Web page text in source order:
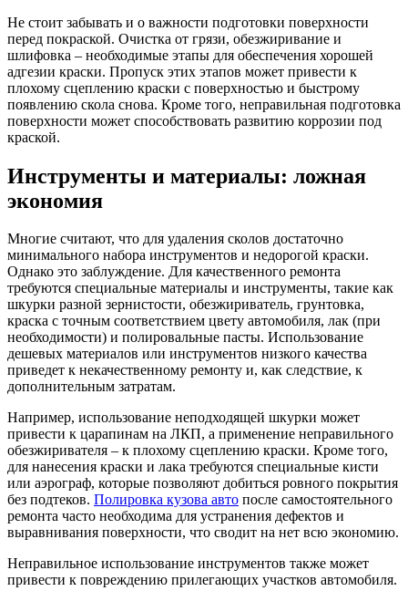
Не стоит забывать и о важности подготовки поверхности
перед покраской. Очистка от грязи, обезжиривание и
шлифовка – необходимые этапы для обеспечения хорошей
адгезии краски. Пропуск этих этапов может привести к
плохому сцеплению краски с поверхностью и быстрому
появлению скола снова. Кроме того, неправильная подготовка
поверхности может способствовать развитию коррозии под
краской.
Инструменты и материалы: ложная
экономия
Многие считают, что для удаления сколов достаточно
минимального набора инструментов и недорогой краски.
Однако это заблуждение. Для качественного ремонта
требуются специальные материалы и инструменты, такие как
шкурки разной зернистости, обезжириватель, грунтовка,
краска с точным соответствием цвету автомобиля, лак (при
необходимости) и полировальные пасты. Использование
дешевых материалов или инструментов низкого качества
приведет к некачественному ремонту и, как следствие, к
дополнительным затратам.
Например, использование неподходящей шкурки может
привести к царапинам на ЛКП, а применение неправильного
обезжиривателя – к плохому сцеплению краски. Кроме того,
для нанесения краски и лака требуются специальные кисти
или аэрограф, которые позволяют добиться ровного покрытия
без подтеков. Полировка кузова авто после самостоятельного
ремонта часто необходима для устранения дефектов и
выравнивания поверхности, что сводит на нет всю экономию.
Неправильное использование инструментов также может
привести к повреждению прилегающих участков автомобиля.